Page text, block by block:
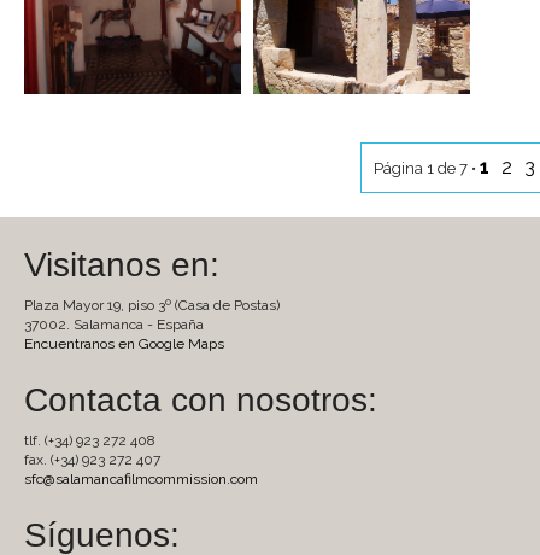
Página 1 de 7 • 1 2 3
Visitanos en:
Plaza Mayor 19, piso 3º (Casa de Postas)
37002. Salamanca - España
Encuentranos en Google Maps
Contacta con nosotros:
tlf. (+34) 923 272 408
fax. (+34) 923 272 407
sfc@salamancafilmcommission.com
Síguenos: